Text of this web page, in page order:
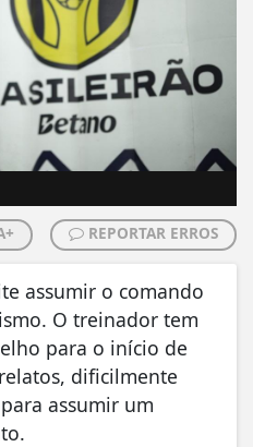
REPORTAR ERROS
assumir o comando
O treinador tem
para o início de
dificilmente
assumir um